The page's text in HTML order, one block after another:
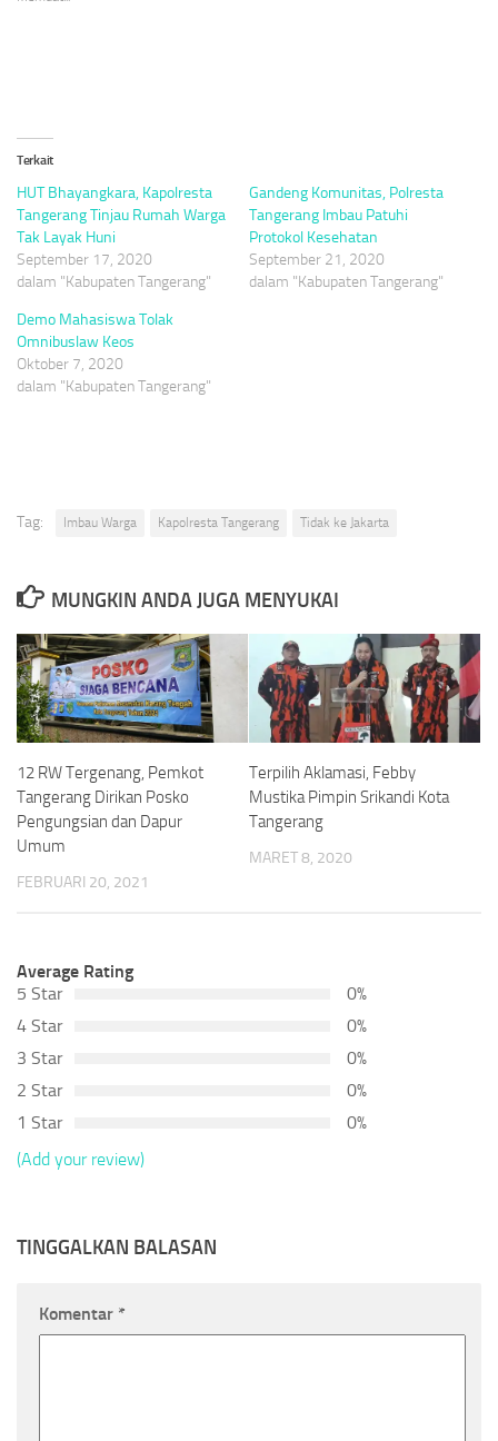
Terkait
HUT Bhayangkara, Kapolresta
Tangerang Tinjau Rumah Warga
Tak Layak Huni
September 17, 2020
dalam "Kabupaten Tangerang"
Gandeng Komunitas, Polresta
Tangerang Imbau Patuhi
Protokol Kesehatan
September 21, 2020
dalam "Kabupaten Tangerang"
Demo Mahasiswa Tolak
Omnibuslaw Keos
Oktober 7, 2020
dalam "Kabupaten Tangerang"
Tag: Imbau Warga Kapolresta Tangerang Tidak ke Jakarta
MUNGKIN ANDA JUGA MENYUKAI
12 RW Tergenang, Pemkot
Tangerang Dirikan Posko
Pengungsian dan Dapur
Umum
FEBRUARI 20, 2021
Terpilih Aklamasi, Febby
Mustika Pimpin Srikandi Kota
Tangerang
MARET 8, 2020
Average Rating
5 Star
0%
4 Star
0%
3 Star
0%
2 Star
0%
1 Star
0%
(Add your review)
TINGGALKAN BALASAN
Komentar *